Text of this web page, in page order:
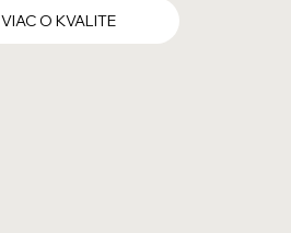
VIAC O KVALITE